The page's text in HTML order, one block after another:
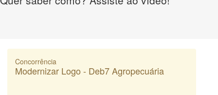
Concorrência
Modernizar Logo - Deb7 Agropecuária